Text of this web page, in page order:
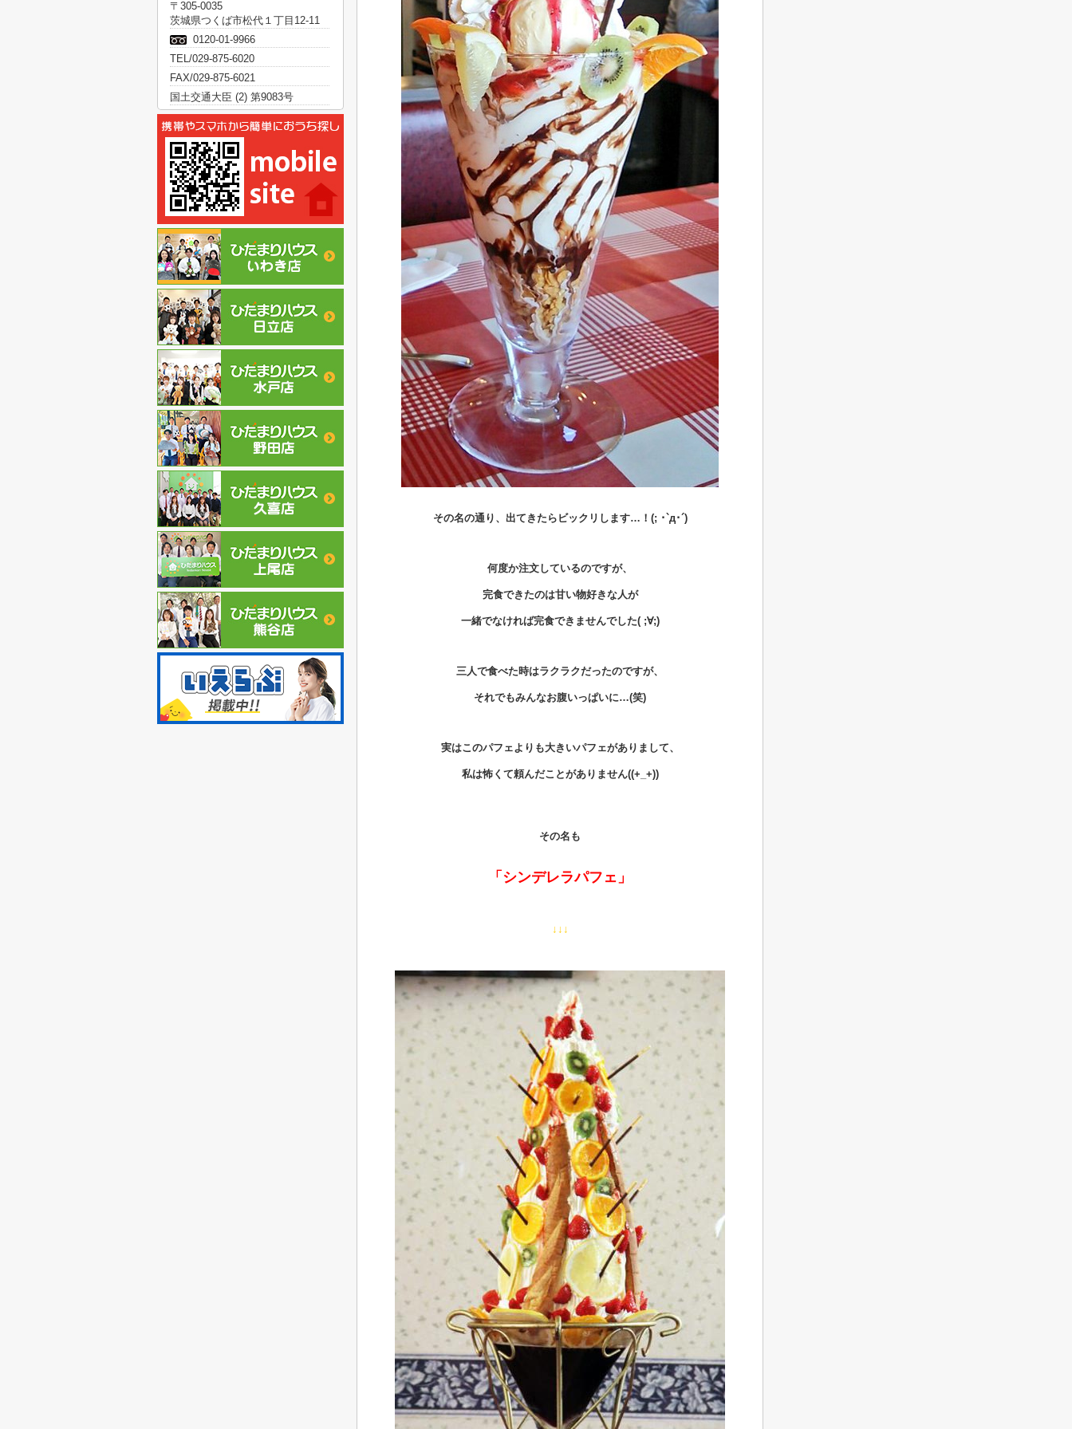
その名の通り、出てきたらビックリします…！(; ･`д･´)
何度か注文しているのですが、
完食できたのは甘い物好きな人が
一緒でなければ完食できませんでした( ;∀;)
三人で食べた時はラクラクだったのですが、
それでもみんなお腹いっぱいに…(笑)
実はこのパフェよりも大きいパフェがありまして、
私は怖くて頼んだことがありません((+_+))
その名も
「シンデレラパフェ」
↓↓↓
〒305-0035
茨城県つくば市松代１丁目12-11
0120-01-9966
TEL/029-875-6020
FAX/029-875-6021
国土交通大臣 (2) 第9083号